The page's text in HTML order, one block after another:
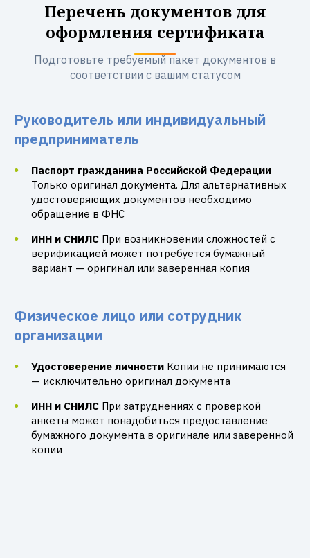
Перечень документов для
оформления сертификата
Подготовьте требуемый пакет документов в
соответствии с вашим статусом
Руководитель или индивидуальный
предприниматель
Паспорт гражданина Российской Федерации
Только оригинал документа. Для альтернативных
удостоверяющих документов необходимо
обращение в ФНС
ИНН и СНИЛС При возникновении сложностей с
верификацией может потребуется бумажный
вариант — оригинал или заверенная копия
Физическое лицо или сотрудник
организации
Удостоверение личности Копии не принимаются
— исключительно оригинал документа
ИНН и СНИЛС При затруднениях с проверкой
анкеты может понадобиться предоставление
бумажного документа в оригинале или заверенной
копии